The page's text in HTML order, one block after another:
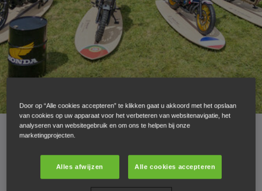
MOTORFIETSEN
ARTIKELS
WHEELS AND WAVES – HONDA CL500 CUSTOM COMPETITION
Door op “Alle cookies accepteren” te klikken gaat u akkoord met het opslaan
van cookies op uw apparaat voor het verbeteren van websitenavigatie, het
analyseren van websitegebruik en om ons te helpen bij onze
marketingprojecten.
Alles afwijzen Alle cookies accepteren